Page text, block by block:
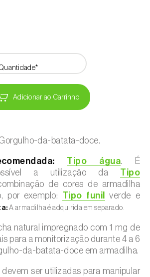
Adicionar ao Carrinho
da-batata-doce.
Tipo água. É
a utilização da Tipo
de cores de armadilha
por exemplo: Tipo funil
verde e
A armadilha é adquirida em separado.
natural impregnado com 1 mg de
para a monitorização durante 4 a 6
da-batata-doce em armadilha.
devem ser utilizadas para manipular